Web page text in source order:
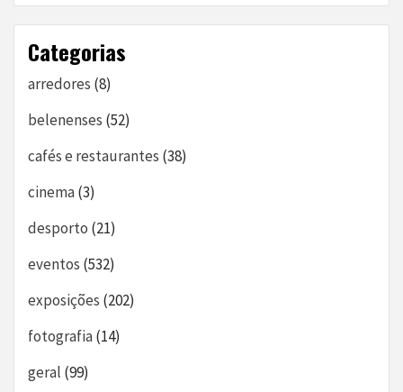
Categorias
arredores (8)
belenenses (52)
cafés e restaurantes (38)
cinema(3)
desporto (21)
eventos (532)
exposições (202)
fotografia(14)
geral (99)